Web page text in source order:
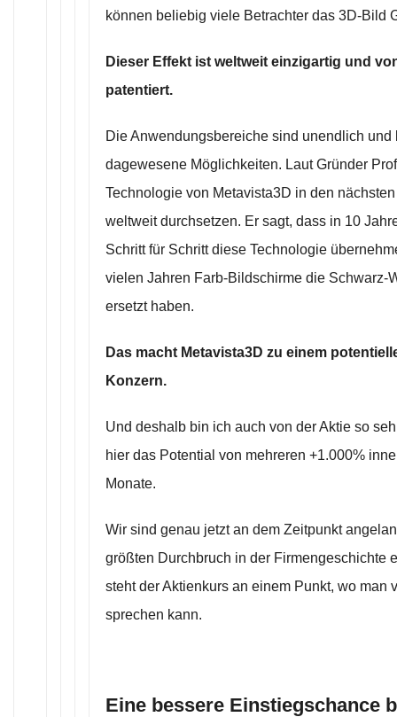
können beliebig viele Betrachter das 3D-Bild
Dieser Effekt ist weltweit einzigartig und
patentiert.
Die Anwendungsbereiche sind unendlich
dagewesene Möglichkeiten. Laut Gründer
Technologie von Metavista3D in den
weltweit durchsetzen. Er sagt, dass in 10
Schritt für Schritt diese Technologie
vielen Jahren Farb-Bildschirme die Schwarz-
ersetzt haben.
Das macht Metavista3D zu einem
Konzern.
Und deshalb bin ich auch von der Aktie so
hier das Potential von mehreren +1.000%
Monate.
Wir sind genau jetzt an dem Zeitpunkt
größten Durchbruch in der Firmengeschichte
steht der Aktienkurs an einem Punkt, wo man
sprechen kann.
Eine bessere Einstiegschance